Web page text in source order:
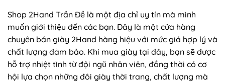
Shop 2Hand Trần Đề là một địa chỉ uy tín mà mình
muốn giới thiệu đến các bạn. Đây là một cửa hàng
chuyên bán giày 2Hand hàng hiệu với mức giá hợp lý và
chất lượng đảm bảo. Khi mua giày tại đây, bạn sẽ được
hỗ trợ nhiệt tình từ đội ngũ nhân viên, đồng thời có cơ
hội lựa chọn những đôi giày thời trang, chất lượng mà